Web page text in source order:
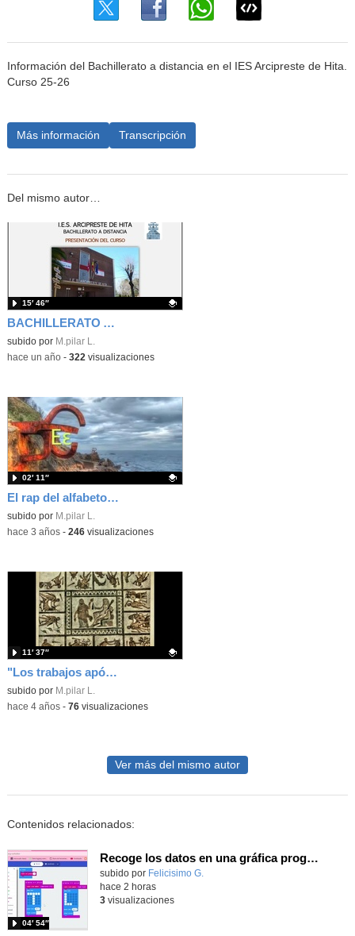
Información del Bachillerato a distancia en el IES Arcipreste de Hita.
Curso 25-26
Más información Transcripción
Del mismo autor…
BACHILLERATO A DISTANCIA. INFORMACIÓN Y PRESENTACIÓN DEL CURSO. IES ARCIPRESTE DE HITA
Contenido educativo.
subido por M.pilar L.
15′ 46″
-hace un año- 322 visualizaciones
El rap del alfabeto griego
Contenido educativo.
subido por M.pilar L.
02′ 11″
-hace 3 años- 246visualizaciones
"Los trabajos apócrifos de Hércules"
Contenido educativo.
subido por M.pilar L.
11′ 37″
-hace 4 años- 76visualizaciones
Ver más del mismo autor
Contenidos relacionados:
Recoge los datos en una gráfica programando tu placa microbit con MakeCode y conoce la Tª y nivel de luz en este eclipse
Contenido educativo.
subido por Felicisimo G.
04′ 54″
hace 2 horas
3visualizaciones